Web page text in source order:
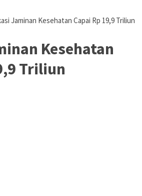
Jaminan Kesehatan Capai Rp 19,9 Triliun
Kesehatan
Triliun